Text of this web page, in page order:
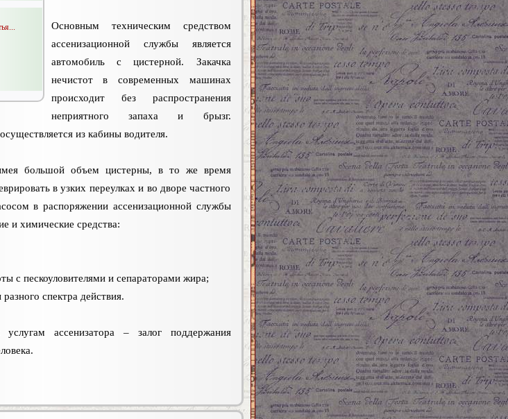
Основным техническим средством
ассенизационной службы является
автомобиль с цистерной. Закачка
нечистот в современных машинах
происходит без распространения
неприятного запаха и брызг.
из кабины водителя.
имея большой объем цистерны, в то же время
в узких переулках и во дворе частного
в распоряжении ассенизационной службы
и химические средства:
с пескоуловителями и сепараторами жира;
спектра действия.
ассенизатора – залог поддержания